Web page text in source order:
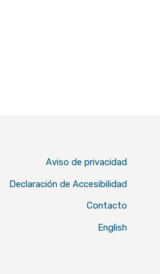
Aviso de privacidad
Declaración de Accesibilidad
Contacto
English